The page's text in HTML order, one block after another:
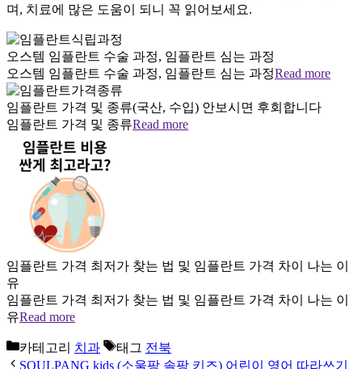
며, 치료에 많은 도움이 되니 꼭 읽어보세요.
오스템 임플란트 수술 과정, 임플란트 심는 과정
오스템 임플란트 수술 과정, 임플란트 심는 과정Read more
임플란트 가격 및 종류(국산, 수입) 안보시면 후회합니다
임플란트 가격 및 종류Read more
임플란트 가격 최저가 찾는 법 및 임플란트 가격 차이 나는 이
유
임플란트 가격 최저가 찾는 법 및 임플란트 가격 차이 나는 이
유Read more
카테고리 치과 태그 전북
SOULPANG kids (소울팡 솔팡 키즈) 어린이 영어 따라쓰기